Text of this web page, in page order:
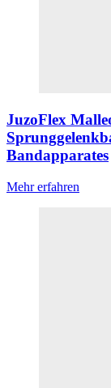
JuzoFlex
Bandapparates
Mehr erfahren